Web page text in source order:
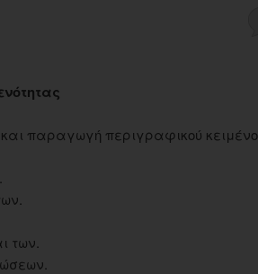
παραγωγή περιγραφικού
των.